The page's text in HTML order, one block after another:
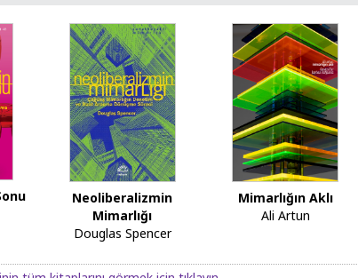
Neoliberalizmin
Mimarlığı
Douglas Spencer
Mimarlığın Aklı
Ali Artun